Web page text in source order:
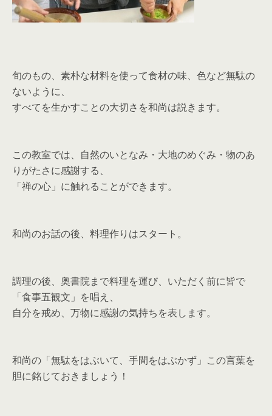
旬のもの、素朴な材料を使って食材の味、色など無駄の
ないように、
すべてを生かすことの大切さを和尚は説きます。
この教室では、自然のいとなみ・大地のめぐみ・物のあ
りがたさに感謝する、
「禅の心」に触れることができます。
和尚のお話の後、料理作りはスタート。
調理の後、奥書院まで料理を運び、いただく前に皆で
「食事五観文」を唱え、
自分を戒め、万物に感謝の気持ちを表します。
和尚の「無駄をはぶいて、手間をはぶかず」この言葉を
胆に銘じておきましょう！